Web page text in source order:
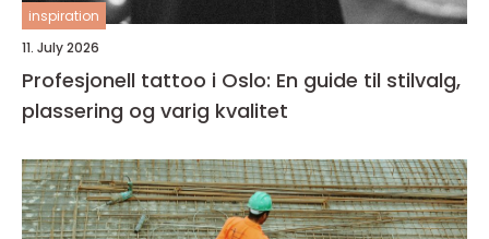
inspiration
11. July 2026
Profesjonell tattoo i Oslo: En guide til stilvalg,
plassering og varig kvalitet